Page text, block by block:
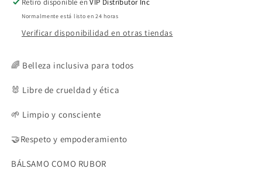
Retiro disponible enVIP Distributor Inc
Normalmente está listo en 24 horas
Verificar disponibilidad en otras tiendas
🌈 Belleza inclusiva para todos
🐰 Libre de crueldad y ética
🌱 Limpio y consciente
🤝Respeto y empoderamiento
BÁLSAMO COMO RUBOR